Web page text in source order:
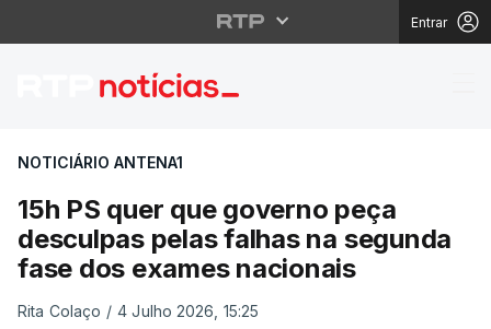
Entrar
15h PS quer que
NOTICIÁRIO ANTENA1
15h PS quer que governo peça
desculpas pelas falhas na segunda
fase dos exames nacionais
Rita Colaço / 4 Julho 2026, 15:25